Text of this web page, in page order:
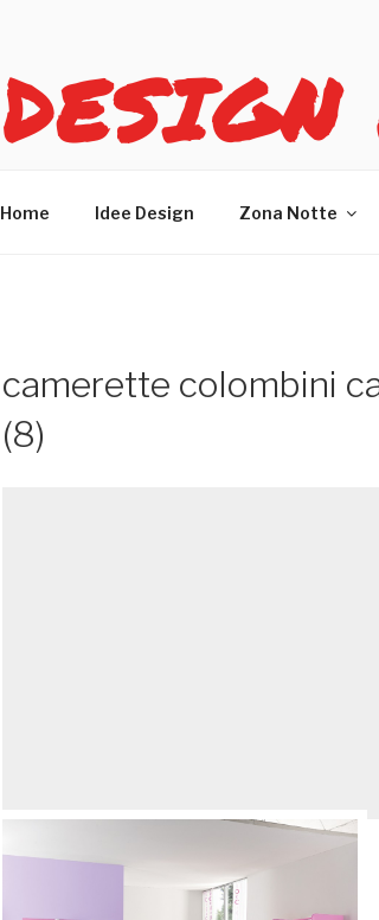
Home Idee Design Zona Notte
camerette colombini
(8)